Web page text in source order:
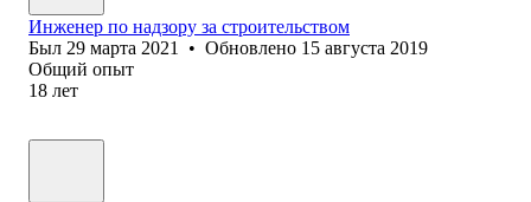
Инженер по надзору за строительством
Был 29 марта 2021 • Обновлено 15 августа 2019
Общий опыт
18 лет